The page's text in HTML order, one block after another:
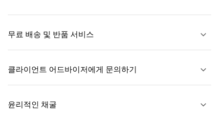
무료 배송 및 반품 서비스
자세히 보기
클라이언트 어드바이저에게 문의하기
윤리적인 채굴